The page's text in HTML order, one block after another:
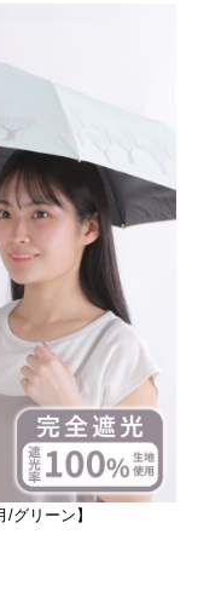
グリーン】